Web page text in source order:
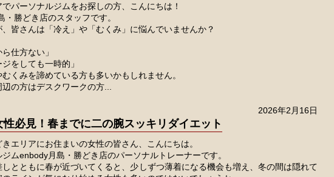
でパーソナルジムをお探しの方、こんにちは！
・勝どき店のスタッフです。
、皆さんは「冷え」や「むくみ」に悩んでいませんか？
ら仕方ない」
ジをしても一時的」
むくみを諦めている方も多いかもしれません。
の方はデスクワークの方...
性必見！春までに二の腕スッキリダイエット
2026年2月16日
きエリアにお住まいの女性の皆さん、こんにちは。
ムenbody月島・勝どき店のパーソナルトレーナーです。
しとともに春が近づいてくると、少しずつ薄着になる機会も増え、冬の間は隠れて